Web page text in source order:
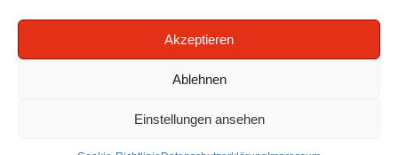
Akzeptieren
Ablehnen
Einstellungen ansehen
+49 (0) 471 30852 68
| AGB